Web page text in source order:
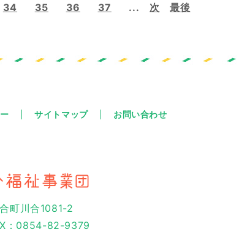
34 35 36 37 ... 次 最後
サイトマップ お問い合わせ
町川合1081-2
：0854-82-9379